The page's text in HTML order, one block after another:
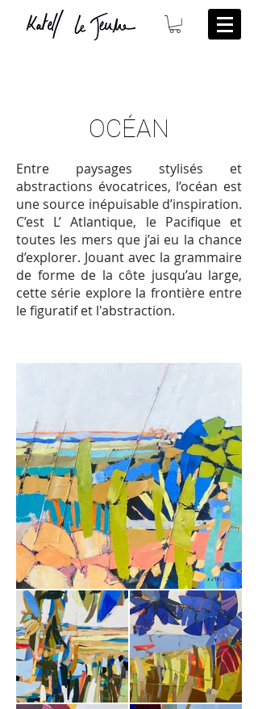
OCÉAN
Entre paysages stylisés et
abstractions évocatrices, l’océan est
une source inépuisable d’inspiration.
C’est L’ Atlantique, le Pacifique et
toutes les mers que j’ai eu la chance
d’explorer. Jouant avec la grammaire
de forme de la côte jusqu’au large,
cette série explore la frontière entre
le figuratif et l'abstraction.